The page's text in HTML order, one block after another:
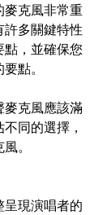
麥克風非常重
多關鍵特性
，並確保您
點。
麥克風應該滿
同的選擇，
。
現演唱者的